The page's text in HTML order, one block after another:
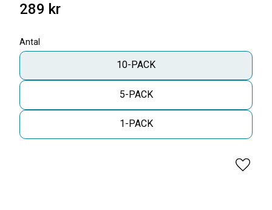
289 kr
Antal
10-PACK
5-PACK
1-PACK
Lägg